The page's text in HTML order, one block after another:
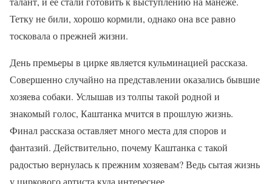
Тетку не били, хорошо кормили, однако она все равно
тосковала о прежней жизни.
День премьеры в цирке является кульминацией рассказа.
Совершенно случайно на представлении оказались бывшие
хозяева собаки. Услышав из толпы такой родной и
знакомый голос, Каштанка мчится в прошлую жизнь.
Финал рассказа оставляет много места для споров и
фантазий. Действительно, почему Каштанка с такой
радостью вернулась к прежним хозяевам? Ведь сытая жизнь
у циркового артиста куда интереснее.